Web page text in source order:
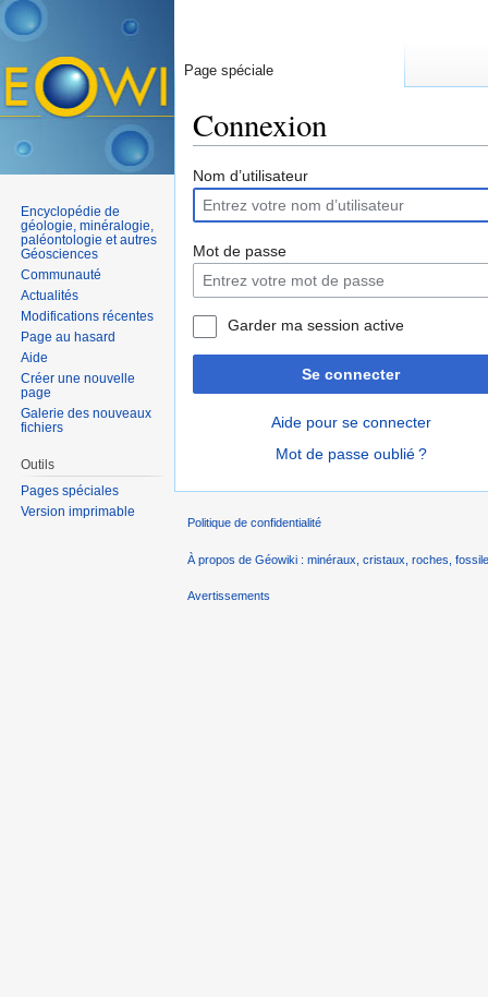
Connexion
Nom d’utilisateur
Mot de passe
Garder ma session active
Se connecter
Aide pour se connecter
Mot de passe oublié ?
Page spéciale
Encyclopédie de
géologie, minéralogie,
paléontologie et autres
Géosciences
Communauté
Actualités
Modifications récentes
Page au hasard
Aide
Créer une nouvelle
page
Galerie des nouveaux
fichiers
Outils
Pages spéciales
Version imprimable
Politique de confidentialité
À propos de Géowiki : minéraux, cristaux, roches,
Avertissements